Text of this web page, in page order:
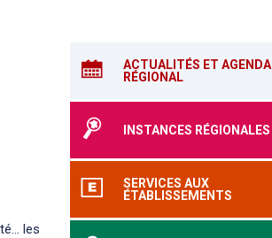
ACTUALITÉS ET AGENDA
RÉGIONAL
INSTANCES RÉGIONALES
SERVICES AUX
ÉTABLISSEMENTS
les